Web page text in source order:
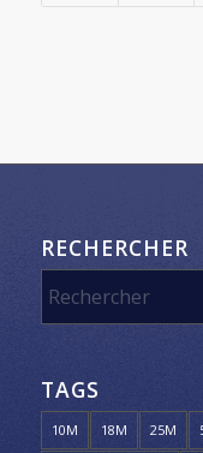
RECHERCHER
TAGS
10M 18M 25M